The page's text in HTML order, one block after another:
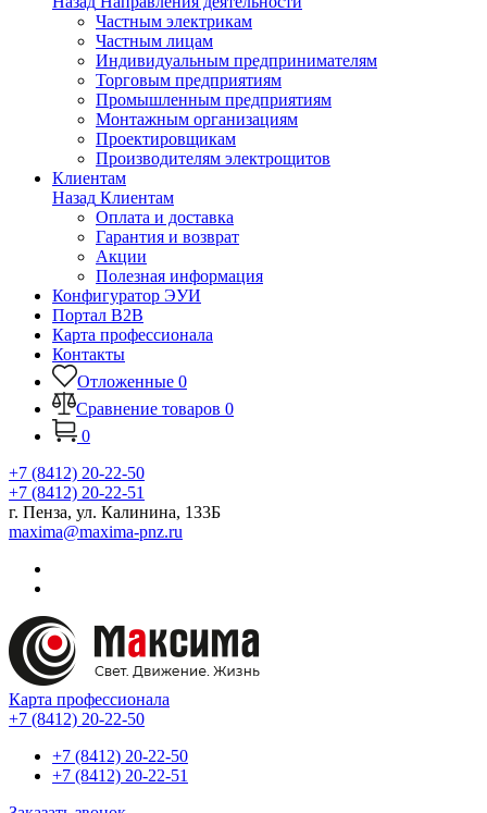
Частным электрикам
Частным лицам
Индивидуальным предпринимателям
Торговым предприятиям
Промышленным предприятиям
Монтажным организациям
Проектировщикам
Производителям электрощитов
Клиентам
Назад Клиентам
Оплата и доставка
Гарантия и возврат
Акции
Полезная информация
Конфигуратор ЭУИ
Портал B2B
Карта профессионала
Контакты
Отложенные 0
Сравнение товаров 0
0
+7 (8412) 20-22-50
+7 (8412) 20-22-51
г. Пенза, ул. Калинина, 133Б
maxima@maxima-pnz.ru
Карта профессионала
+7 (8412) 20-22-50
+7 (8412) 20-22-50
+7 (8412) 20-22-51